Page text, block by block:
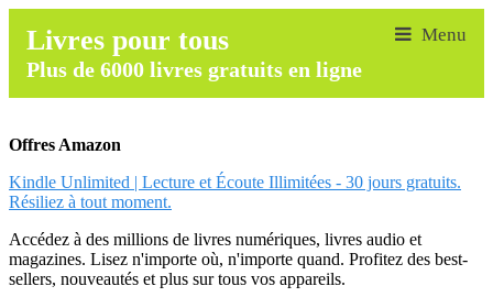
Livres pour tous
Plus de 6000 livres gratuits en ligne
Offres Amazon
Kindle Unlimited | Lecture et Écoute Illimitées - 30 jours gratuits.
Résiliez à tout moment.
Accédez à des millions de livres numériques, livres audio et
magazines. Lisez n'importe où, n'importe quand. Profitez des best-
sellers, nouveautés et plus sur tous vos appareils.